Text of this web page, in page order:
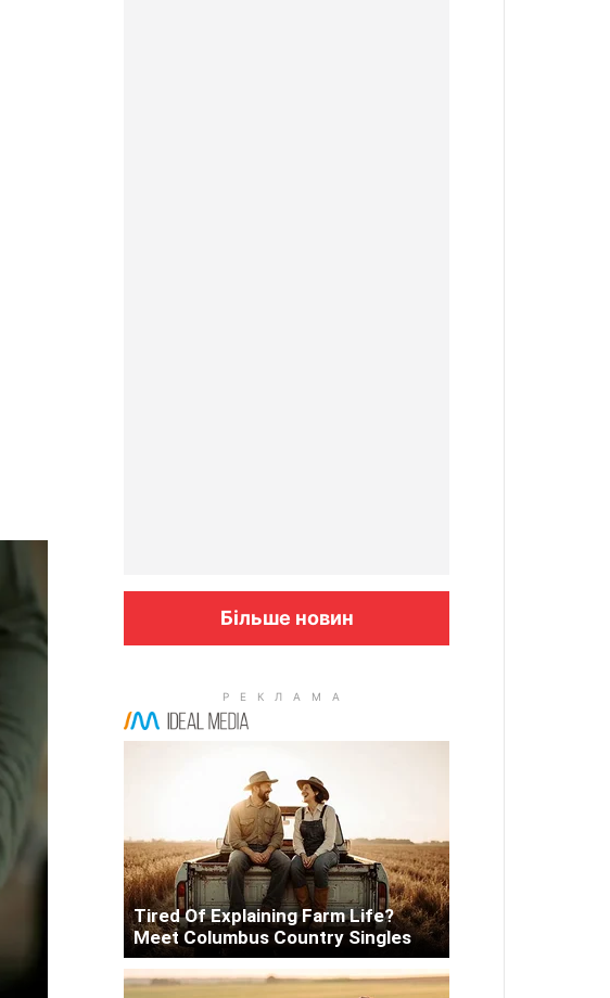
Більше новин
Tired Of Explaining Farm Life?
Meet Columbus Country Singles